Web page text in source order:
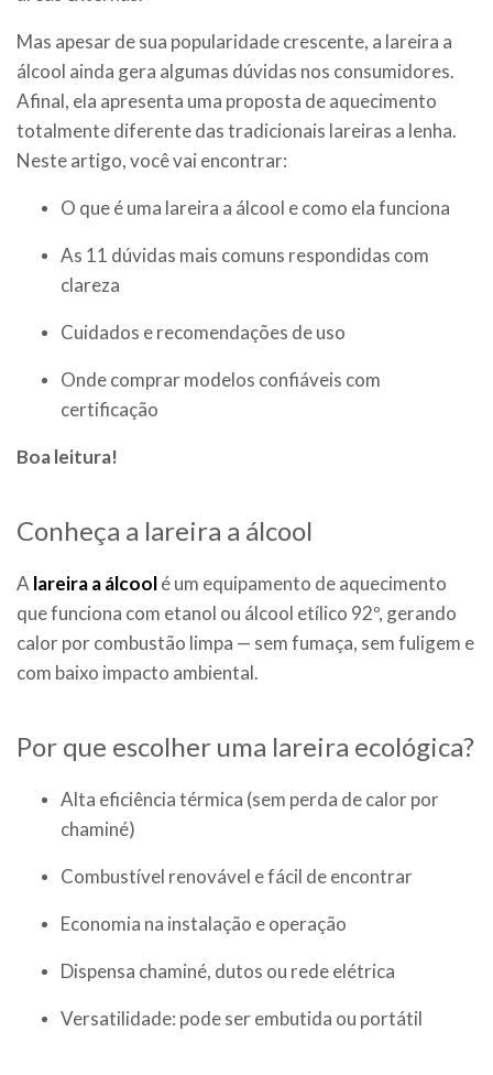
Mas apesar de sua popularidade crescente, a lareira a
álcool ainda gera algumas dúvidas nos consumidores.
Afinal, ela apresenta uma proposta de aquecimento
totalmente diferente das tradicionais lareiras a lenha.
Neste artigo, você vai encontrar:
O que é uma lareira a álcool e como ela funciona
As 11 dúvidas mais comuns respondidas com
clareza
Cuidados e recomendações de uso
Onde comprar modelos confiáveis com
certificação
Boa leitura!
Conheça a lareira a álcool
A lareira a álcoolé um equipamento de aquecimento
que funciona com etanol ou álcool etílico 92º, gerando
calor por combustão limpa — sem fumaça, sem fuligem e
com baixo impacto ambiental.
Por que escolher uma lareira ecológica?
Alta eficiência térmica (sem perda de calor por
chaminé)
Combustível renovável e fácil de encontrar
Economia na instalação e operação
Dispensa chaminé, dutos ou rede elétrica
Versatilidade: pode ser embutida ou portátil